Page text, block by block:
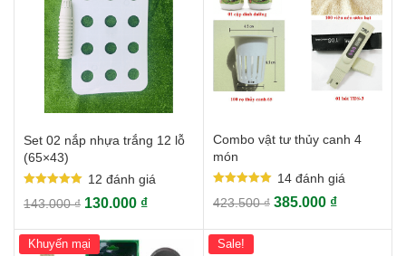
Set 02 nắp nhựa trắng 12 lỗ
(65×43)
5.00
12 đánh giá
143.000₫ 130.000 ₫
Combo vật tư thủy canh 4
món
5.00
14đánh giá
423.500₫ 385.000 ₫
Khuyến mại Sale!